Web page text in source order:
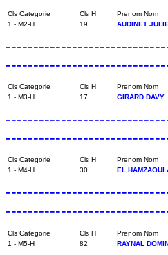
Cls Categorie Cls H Prenom Nom
1 - M2-H
19 AUDINET
Cls Categorie Cls H Prenom Nom
1 - M3-H
17 GIRARD DAVY
Cls Categorie Cls H Prenom Nom
1 - M4-H
30 EL HAMZAOUI
Cls Categorie Cls H Prenom Nom
1 - M5-H
82 RAYNAL